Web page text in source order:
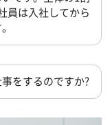
員は入社してから
をするのですか?